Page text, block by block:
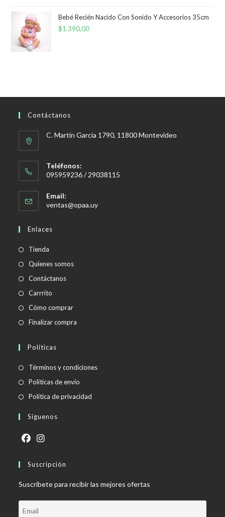
Bebé Recién Nacido Con Sonido Y Accesorios 35cm
$1.390,00
Contáctanos
C. Martín García 1790, 11800 Montevideo
Teléfonos:
095959236 / 29038115
Email:
ventas@opaa.uySe
Enlaces
Tienda
Quienes somos
Contáctanos
Carrrito
Cómo comprar
Finalizar compra
Políticas
Términos y condicionesSe
Políticas de envío
abre
Política de privacidad
Síguenos
abre
una
nueva
pestaña
abre
una
nueva
pestaña
Suscripción
Suscríbete para recibir las mejores ofertas